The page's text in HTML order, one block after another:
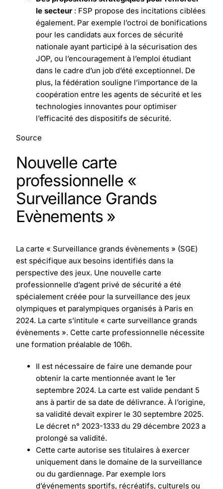
le secteur : FSP propose des incitations ciblées
également. Par exemple l’octroi de bonifications
pour les candidats aux forces de sécurité
nationale ayant participé à la sécurisation des
JOP, ou l’encouragement à l’emploi étudiant
dans le cadre d’un job d’été exceptionnel. De
plus, la fédération souligne l’importance de la
coopération entre les agents de sécurité et les
technologies innovantes pour optimiser
l’efficacité des dispositifs de sécurité.
Source
Nouvelle carte
professionnelle «
Surveillance Grands
Evènements »
La carte « Surveillance grands évènements » (SGE)
est spécifique aux besoins identifiés dans la
perspective des jeux. Une nouvelle carte
professionnelle d’agent privé de sécurité a été
spécialement créée pour la surveillance des jeux
olympiques et paralympiques organisés à Paris en
2024. La carte s’intitule « carte surveillance grands
évènements ». Cette carte professionnelle nécessite
une formation préalable de 106h.
Il est nécessaire de faire une demande pour
obtenir la carte mentionnée avant le 1er
septembre 2024. La carte est valide pendant 5
ans à partir de sa date de délivrance. À l’origine,
sa validité devait expirer le 30 septembre 2025.
Le décret n° 2023-1333 du 29 décembre 2023 a
prolongé sa validité.
Cette carte autorise ses titulaires à exercer
uniquement dans le domaine de la surveillance
ou du gardiennage. Par exemple lors
d’événements sportifs, récréatifs, culturels ou